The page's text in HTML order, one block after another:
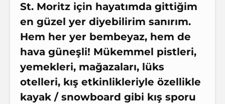
St. Moritz için hayatımda gittiğim
en güzel yer diyebilirim sanırım.
Hem her yer bembeyaz, hem de
hava güneşli! Mükemmel pistleri,
yemekleri, mağazaları, lüks
otelleri, kış etkinlikleriyle özellikle
kayak / snowboard gibi kış sporu